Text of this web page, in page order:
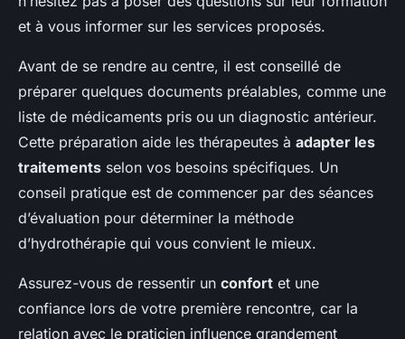
et à vous informer sur les services proposés.
Avant de se rendre au centre, il est conseillé de
préparer quelques documents préalables, comme une
liste de médicaments pris ou un diagnostic antérieur.
Cette préparation aide les thérapeutes à adapter les
traitements selon vos besoins spécifiques. Un
conseil pratique est de commencer par des séances
d’évaluation pour déterminer la méthode
d’hydrothérapie qui vous convient le mieux.
Assurez-vous de ressentir un confort et une
confiance lors de votre première rencontre, car la
relation avec le praticien influence grandement